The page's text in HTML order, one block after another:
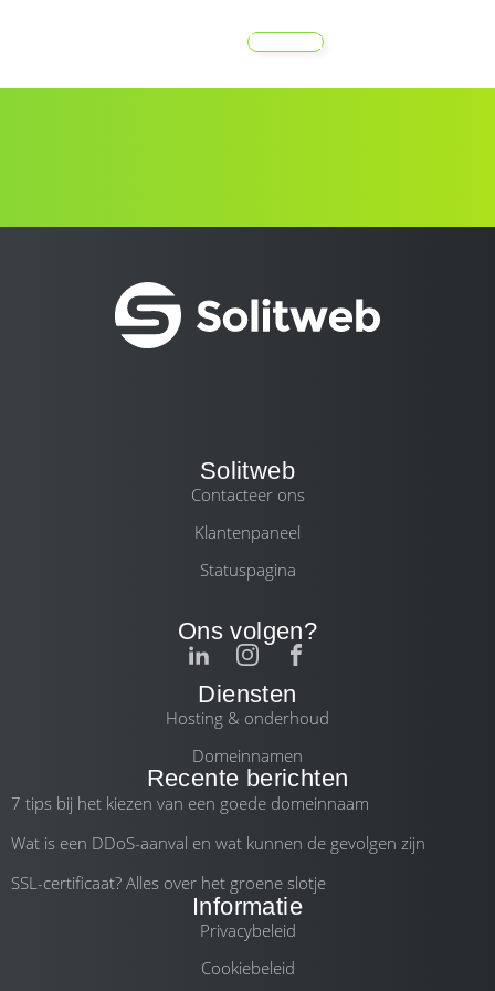
MENU
Solitweb
Contacteer ons
Klantenpaneel
Statuspagina
Ons volgen?
Diensten
Hosting & onderhoud
Domeinnamen
Recente berichten
7 tips bij het kiezen van een goede domeinnaam
Wat is een DDoS-aanval en wat kunnen de gevolgen zijn
SSL-certificaat? Alles over het groene slotje
Informatie
Privacybeleid
Cookiebeleid